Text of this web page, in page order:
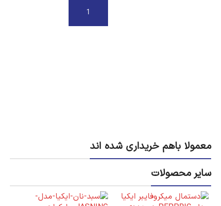
افزودن به سبد خرید
معمولا باهم خریداری شده اند
سایر محصولات